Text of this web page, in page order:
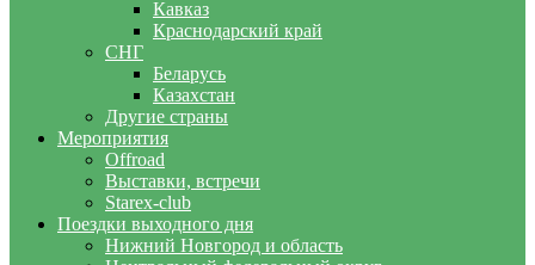
Кавказ
Краснодарский край
СНГ
Беларусь
Казахстан
Другие страны
Мероприятия
Offroad
Выставки, встречи
Starex-club
Поездки выходного дня
Нижний Новгород и область